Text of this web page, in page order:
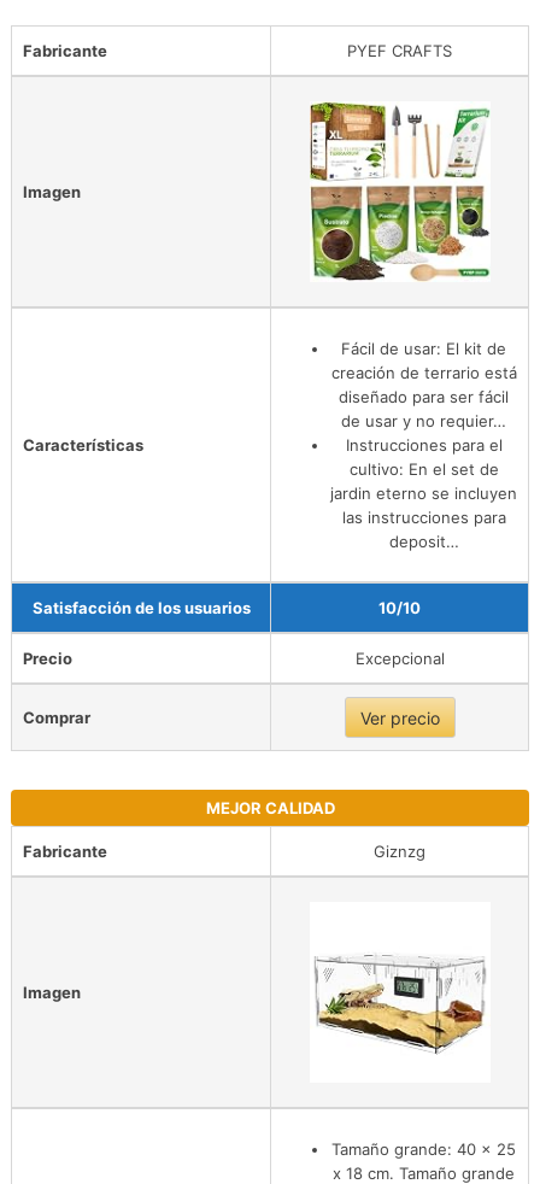
Fabricante PYEF CRAFTS
Imagen
Características
Fácil de usar: El kit de
creación de terrario está
diseñado para ser fácil
de usar y no requier…
Instrucciones para el
cultivo: En el set de
jardin eterno se incluyen
las instrucciones para
deposit…
Satisfacción de los usuarios 10/10
Precio Excepcional
Comprar Ver precio
MEJOR CALIDAD
Fabricante Giznzg
Imagen
Tamaño grande: 40 x 25
x 18 cm. Tamaño grande